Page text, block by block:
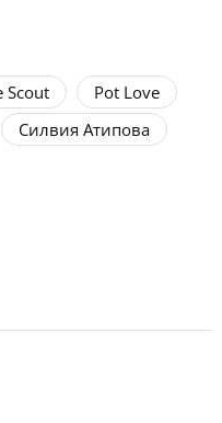
Scout
Pot Love
Силвия Атипова